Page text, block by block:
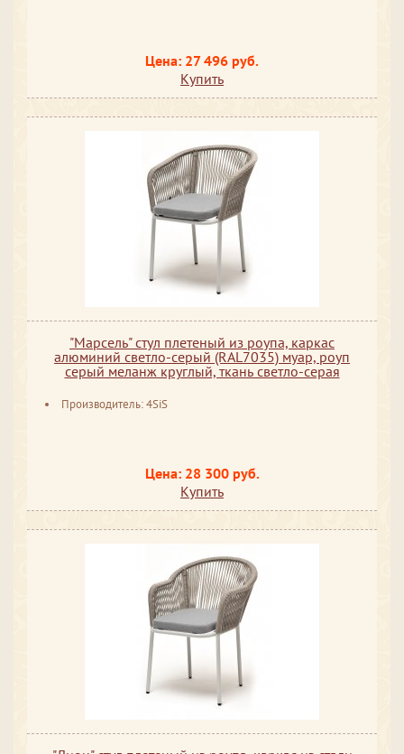
Цена: 27 496 руб.
Купить
"Марсель" стул плетеный из роупа, каркас
алюминий светло-серый (RAL7035) муар, роуп
серый меланж круглый, ткань светло-серая
Производитель: 4SiS
Цена: 28 300 руб.
Купить